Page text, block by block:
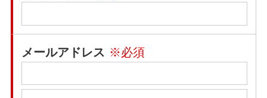
メールアドレス ※必須